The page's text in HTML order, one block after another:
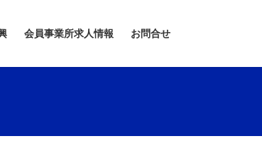
会員事業所求人情報 お問合せ